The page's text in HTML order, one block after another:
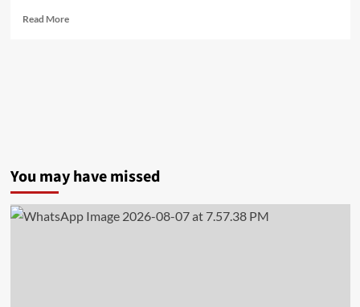
Read MoreRead
विद्यार्थियों
दिए
You may have missed